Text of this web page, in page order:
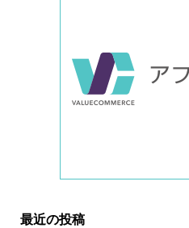
最近の投稿